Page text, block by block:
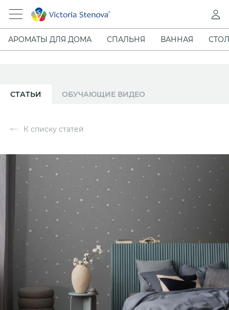
АРОМАТЫ ДЛЯ ДОМА СПАЛЬНЯ ВАННАЯ
СТАТЬИ ОБУЧАЮЩИЕ ВИДЕО
К списку статей